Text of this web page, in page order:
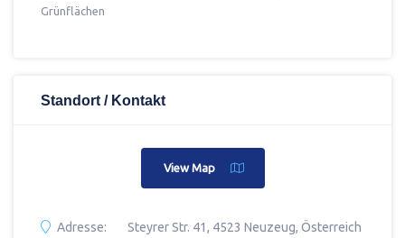
Grünflächen
Standort / Kontakt
View Map
Adresse: Steyrer Str. 41, 4523 Neuzeug, Österreich